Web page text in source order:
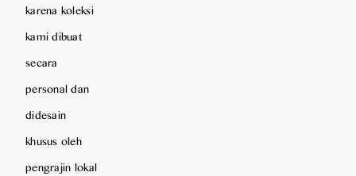
karena koleksi
kami dibuat
secara
personal dan
didesain
khusus oleh
pengrajin lokal